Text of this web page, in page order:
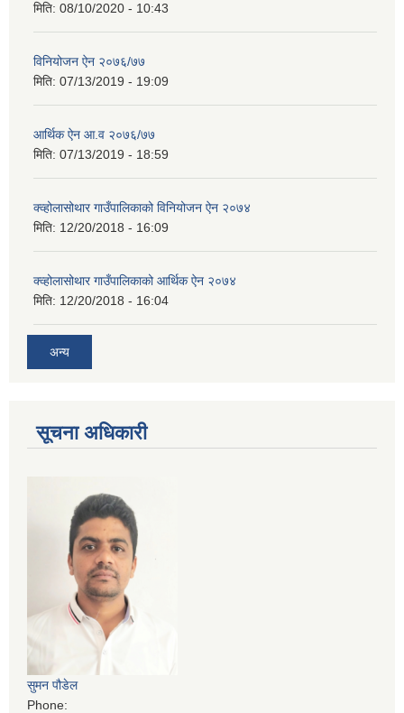
मिति: 08/10/2020 - 10:43
विनियोजन ऐन २०७६/७७
मिति: 07/13/2019 - 19:09
आर्थिक ऐन आ.व २०७६/७७
मिति: 07/13/2019 - 18:59
क्व्होलासोथार गाउँपालिकाको विनियोजन ऐन २०७४
मिति: 12/20/2018 - 16:09
क्व्होलासोथार गाउँपालिकाको आर्थिक ऐन २०७४
मिति: 12/20/2018 - 16:04
अन्य
सूचना अधिकारी
सुमन पौडेल
Phone: